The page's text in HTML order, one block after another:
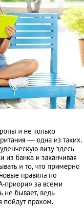
и не только
— одна из таких.
визу здесь
из банка и заканчивая
и то, что примерно
правила по
приори» за всеми
не бывает, ведь
пойдут прахом.